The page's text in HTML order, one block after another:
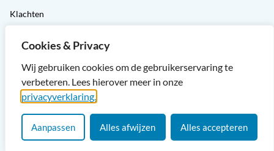
Cookies & Privacy
Wij gebruiken cookies om de gebruikerservaring te
verbeteren. Lees hierover meer in onze
privacyverklaring.
Aanpassen Alles afwijzen Alles accepteren
Klachten
Sitemap